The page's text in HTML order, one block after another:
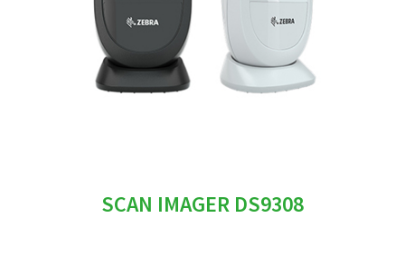
SCAN IMAGER DS9308